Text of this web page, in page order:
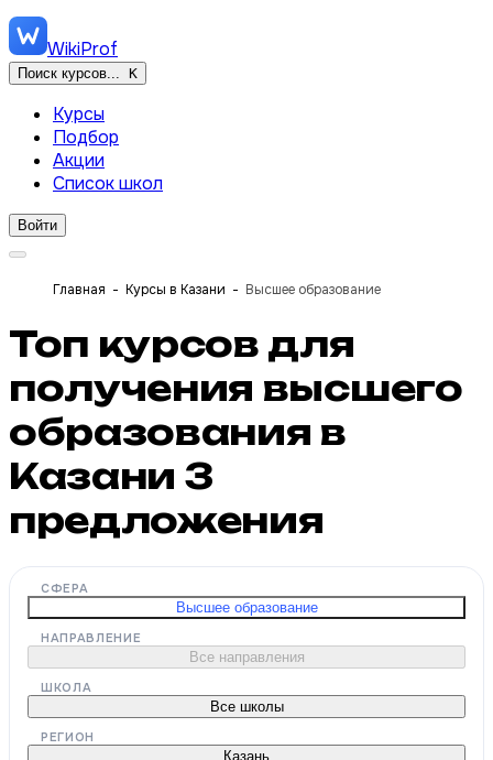
WikiProf
Поиск курсов... K
Курсы
Подбор
Акции
Список школ
Войти
Главная Курсы в Казани Высшее образование
Топ курсов для
получения высшего
образования в
Казани 3
предложения
СФЕРА
Высшее образование
НАПРАВЛЕНИЕ
Все направления
ШКОЛА
Все школы
РЕГИОН
Казань